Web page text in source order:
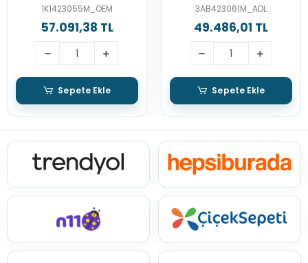
1K1423055M_OEM
57.091,38 TL
Sepete Ekle
3AB423061M_ADL
49.486,01 TL
Sepete Ekle